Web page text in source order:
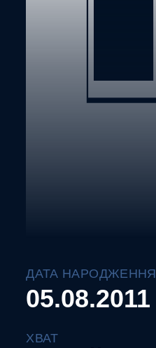
ДАТА НАРОДЖЕННЯ
05.08.2011
ХВАТ